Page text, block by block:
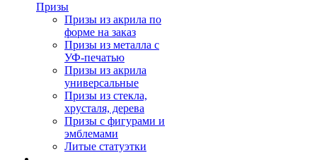
Призы
Призы из акрила по
форме на заказ
Призы из металла с
УФ-печатью
Призы из акрила
универсальные
Призы из стекла,
хрусталя, дерева
Призы с фигурами и
эмблемами
Литые статуэтки